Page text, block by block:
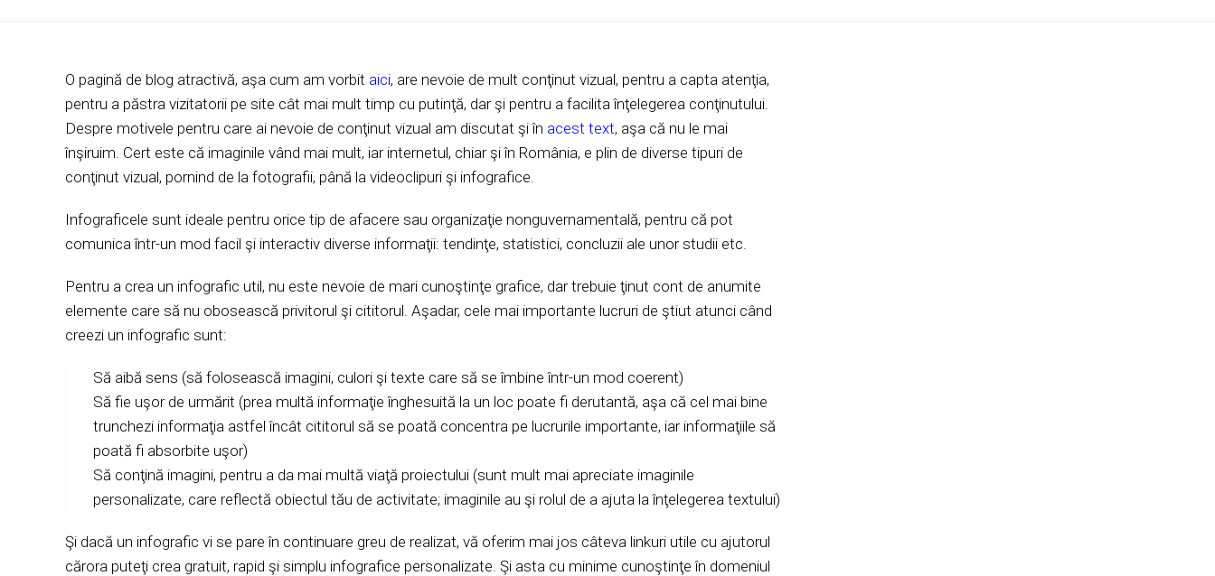
O pagină de blog atractivă, aşa cum am vorbit aici, are nevoie de mult conţinut vizual, pentru a capta atenţia,
pentru a păstra vizitatorii pe site cât mai mult timp cu putinţă, dar şi pentru a facilita înţelegerea conţinutului.
Despre motivele pentru care ai nevoie de conţinut vizual am discutat şi în acest text, aşa că nu le mai
înşiruim. Cert este că imaginile vând mai mult, iar internetul, chiar şi în România, e plin de diverse tipuri de
conţinut vizual, pornind de la fotografii, până la videoclipuri şi infografice.
Infograficele sunt ideale pentru orice tip de afacere sau organizaţie nonguvernamentală, pentru că pot
comunica într-un mod facil şi interactiv diverse informaţii: tendinţe, statistici, concluzii ale unor studii etc.
Pentru a crea un infografic util, nu este nevoie de mari cunoştinţe grafice, dar trebuie ţinut cont de anumite
elemente care să nu obosească privitorul şi cititorul. Aşadar, cele mai importante lucruri de ştiut atunci când
creezi un infografic sunt:
Să aibă sens (să folosească imagini, culori şi texte care să se îmbine într-un mod coerent)
Să fie uşor de urmărit (prea multă informaţie înghesuită la un loc poate fi derutantă, aşa că cel mai bine
trunchezi informaţia astfel încât cititorul să se poată concentra pe lucrurile importante, iar informaţiile să
poată fi absorbite uşor)
Să conţină imagini, pentru a da mai multă viaţă proiectului (sunt mult mai apreciate imaginile
personalizate, care reflectă obiectul tău de activitate; imaginile au şi rolul de a ajuta la înţelegerea textului)
Şi dacă un infografic vi se pare în continuare greu de realizat, vă oferim mai jos câteva linkuri utile cu ajutorul
cărora puteţi crea gratuit, rapid şi simplu infografice personalizate. Şi asta cu minime cunoştinţe în domeniul